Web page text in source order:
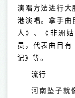
演唱方法进行大
港演唱。拿手曲
人》、《非洲
员，代表曲目
记》等。
流行
河南坠子就